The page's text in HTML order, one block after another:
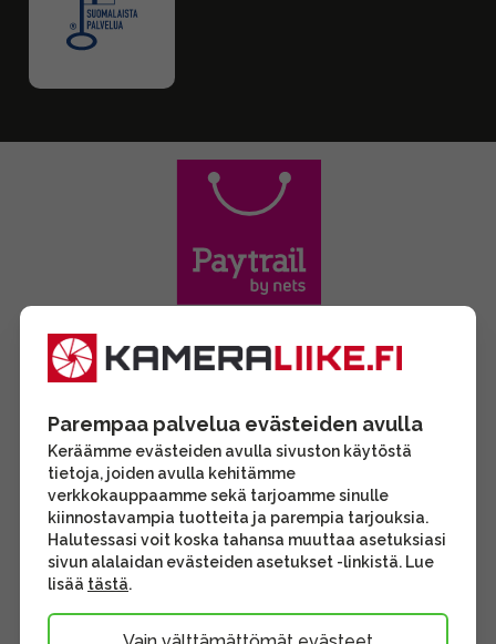
Parempaa palvelua evästeiden avulla
Keräämme evästeiden avulla sivuston käytöstä
tietoja, joiden avulla kehitämme
verkkokauppaamme sekä tarjoamme sinulle
kiinnostavampia tuotteita ja parempia tarjouksia.
Halutessasi voit koska tahansa muuttaa asetuksiasi
sivun alalaidan evästeiden asetukset -linkistä. Lue
lisää tästä.